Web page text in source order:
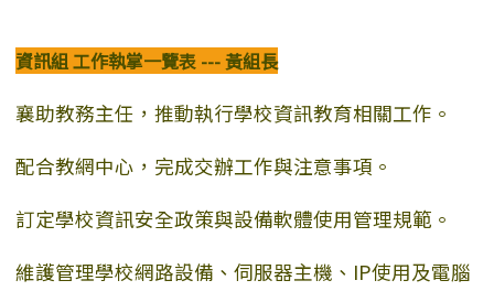
資訊組 工作執掌一覽表 --- 黃組長
襄助教務主任，推動執行學校資訊教育相關工作。
配合教網中心，完成交辦工作與注意事項。
訂定學校資訊安全政策與設備軟體使用管理規範。
維護管理學校網路設備、伺服器主機、IP使用及電腦